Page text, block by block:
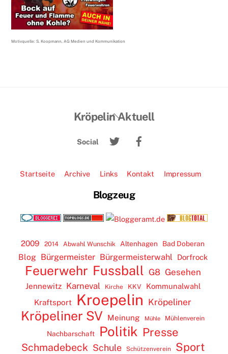
Motivquelle: S. Koopmann, AG Medien und Kommunikation
Back
Top
Kröpelin Aktuell
Social
Twitter
Startseite Archive Links Kontakt Impressum
Blogzeug
2009 2014 Abwahl Wunschik Altenhagen Bad Doberan
Blog Bürgermeister Bürgermeisterwahl Dorfrock
Feuerwehr Fussball G8 Gesehen
Jennewitz Karneval Kirche KKV
Kommunalwahl
Kraftsport
Kroepelin Kröpeliner
Kröpeliner SV Meinung Mühle Mühlenverein
Nachbarschaft Politik Presse
Schmadebeck Schule Schützenverein Sport